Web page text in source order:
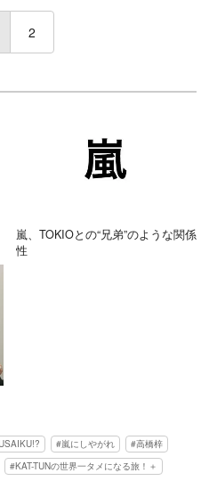
(current)
2
嵐、TOKIOとの“兄弟”のような関係
性
嵐にしやがれ
高橋梓
KAT-TUNの世界一タメになる旅！＋